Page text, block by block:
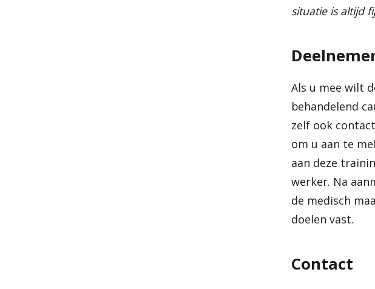
situatie is altijd
Als u mee wilt
behandelend
zelf ook
om u aan te
aan deze
werker. Na
de medisch
doelen vast.
Contact